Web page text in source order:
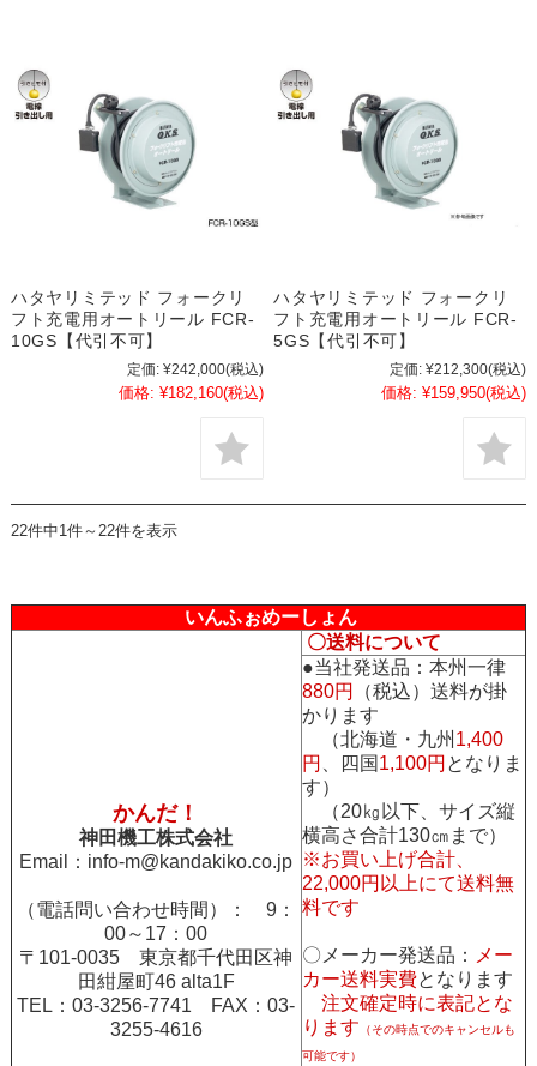
ハタヤリミテッド フォークリ
フト充電用オートリール FCR-
10GS【代引不可】
定価: ¥242,000(税込)
価格: ¥182,160(税込)
ハタヤリミテッド フォークリ
フト充電用オートリール FCR-
5GS【代引不可】
定価: ¥212,300(税込)
価格: ¥159,950(税込)
22件中1件～22件を表示
いんふぉめーしょん
かんだ！
神田機工株式会社
Email： info-m@kandakiko.co.jp
（電話問い合わせ時間）： 9：
00～17：00
〒101-0035 東京都千代田区神
田紺屋町46 alta1F
TEL：03-3256-7741 FAX：03-
3255-4616
〇送料について
●当社発送品：本州一律
880円
（税込）送料が掛
かります
（北海道・九州 1,400
円 、四国 1,100円 となりま
す）
（20㎏以下、サイズ縦
横高さ合計130㎝まで）
※お買い上げ合計、
22,000円以上にて送料無
料です
〇メーカー発送品： メー
カー送料実費となります
注文確定時に表記とな
ります （その時点でのキャンセルも
可能です）